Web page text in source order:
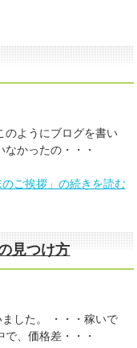
のようにブログを書い
かったの・・・
ご挨拶」の続きを読む
見つけ方
した。 ・・・稼いで
、価格差・・・